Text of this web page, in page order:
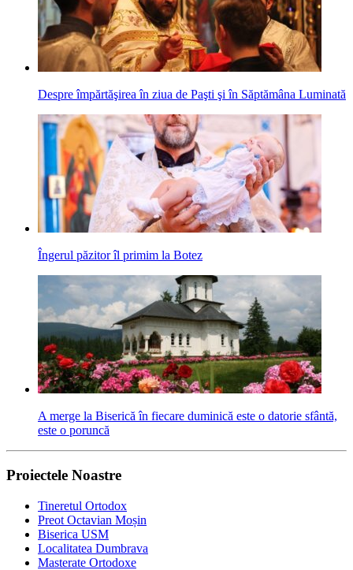
Despre împărtăşirea în ziua de Paşti şi în Săptămâna Luminată
Îngerul păzitor îl primim la Botez
A merge la Biserică în fiecare duminică este o datorie sfântă,
este o poruncă
Proiectele Noastre
Tineretul Ortodox
Preot Octavian Moșin
Biserica USM
Localitatea Dumbrava
Masterate Ortodoxe